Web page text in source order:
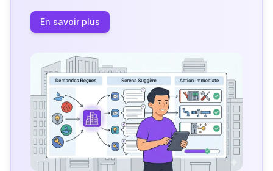
En savoir plus